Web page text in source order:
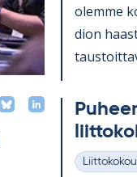
olemme
dion
Kategoriat